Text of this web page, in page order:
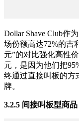
Dollar Shave Club作
场份额高达72%的吉
元”的对比强化高性
元，是因为他们把
终通过直接叫板的方
牌。
3.2.5 间接叫板型商品